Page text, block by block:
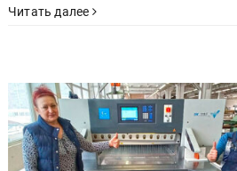
Читать далее